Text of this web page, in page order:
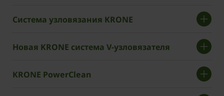
Система узловязания KRONE
Новая KRONE система V-узловязателя
KRONE PowerClean